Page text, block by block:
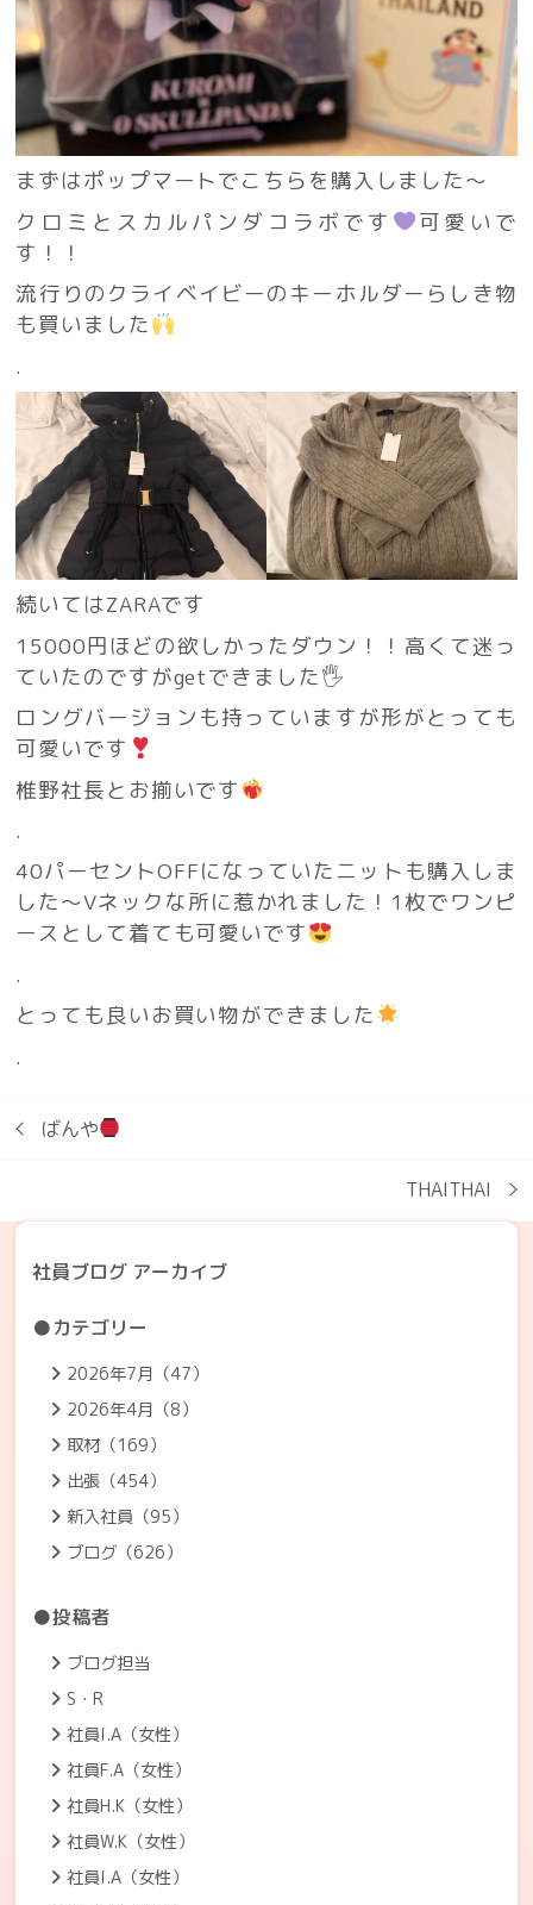
まずはポップマートでこちらを購入しました〜
クロミとスカルパンダコラボです
可愛いで
す！！
流行りのクライベイビーのキーホルダーらしき物
も買いました
.
続いてはZARAです
15000円ほどの欲しかったダウン！！高くて迷っ
ていたのですがgetできました🖐️
ロングバージョンも持っていますが形がとっても
可愛いです
椎野社長とお揃いです
.
40パーセントOFFになっていたニットも購入しま
した〜Vネックな所に惹かれました！1枚でワンピ
ースとして着ても可愛いです
.
とっても良いお買い物ができました
.
ばんや
THAITHAI
社員ブログ アーカイブ
●カテゴリー
2026年7月（47）
2026年4月（8）
取材（169）
出張（454）
新入社員（95）
ブログ（626）
●投稿者
ブログ担当
S・R
社員I.A（女性）
社員F.A（女性）
社員H.K（女性）
社員W.K（女性）
社員I.A（女性）